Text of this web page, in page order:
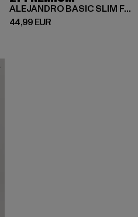
ALEJANDRO BASIC SLIM FIT JEANS
44,99 EUR
Derzeitiger Preis: 44,99 EUR